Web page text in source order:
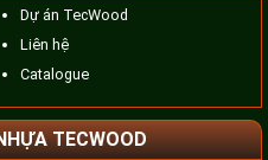
Dự án TecWood
Liên hệ
Catalogue
TECWOOD